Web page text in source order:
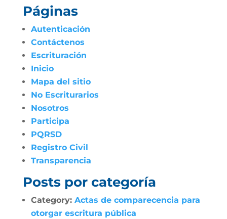
Páginas
Autenticación
Contáctenos
Escrituración
Inicio
Mapa del sitio
No Escriturarios
Nosotros
Participa
PQRSD
Registro Civil
Transparencia
Posts por categoría
Category: Actas de comparecencia para
otorgar escritura pública